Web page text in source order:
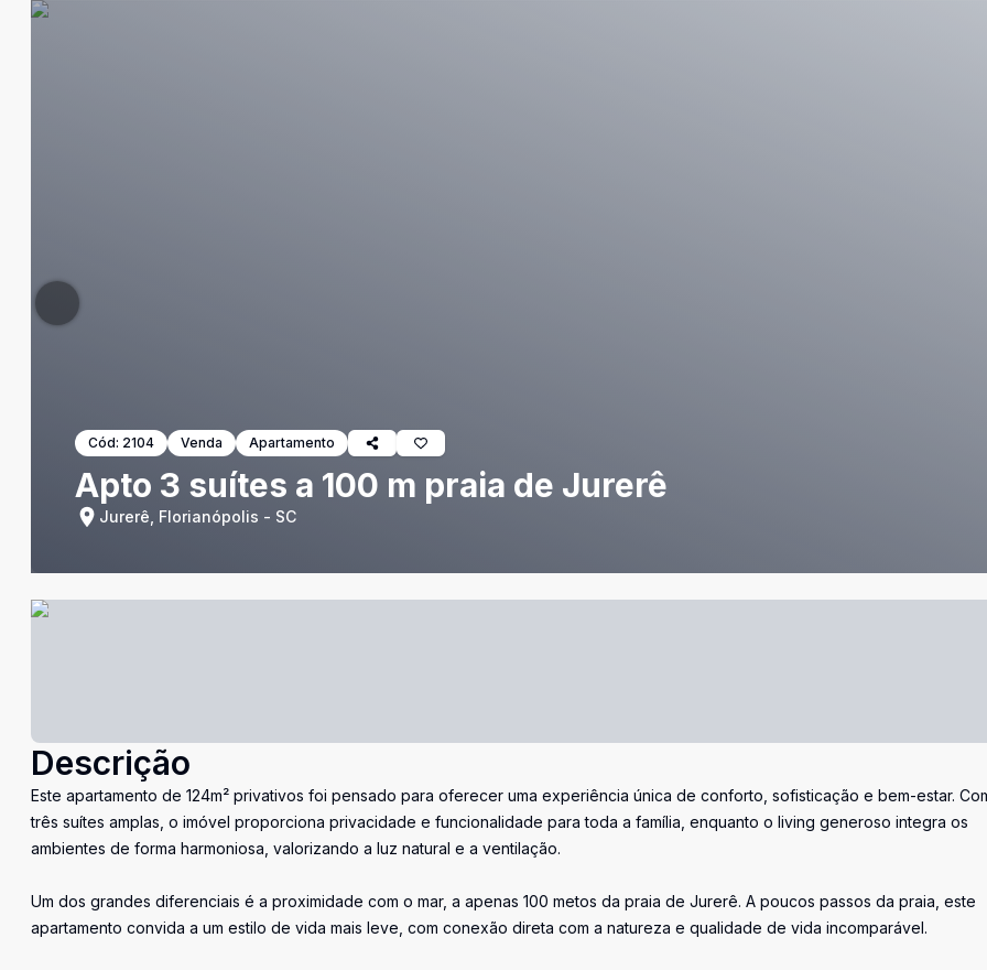
Cód: 2104 Venda Apartamento
Apto 3 suítes a 100 m praia de Jurerê
Jurerê, Florianópolis - SC
Descrição
Este apartamento de 124m² privativos foi pensado para oferecer uma experiência única de conforto, sofisticação e bem-estar.
três suítes amplas, o imóvel proporciona privacidade e funcionalidade para toda a família, enquanto o living generoso integra os
ambientes de forma harmoniosa, valorizando a luz natural e a ventilação.
Um dos grandes diferenciais é a proximidade com o mar, a apenas 100 metos da praia de Jurerê. A poucos passos da praia, este
apartamento convida a um estilo de vida mais leve, com conexão direta com a natureza e qualidade de vida incomparável.